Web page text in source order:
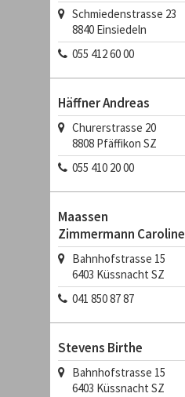
Schmiedenstrasse 23
8840 Einsiedeln
055 412 60 00
Häffner Andreas
Churerstrasse 20
8808 Pfäffikon SZ
055 410 20 00
Maassen
Zimmermann Caroline
Bahnhofstrasse 15
6403 Küssnacht SZ
041 850 87 87
Stevens Birthe
Bahnhofstrasse 15
6403 Küssnacht SZ